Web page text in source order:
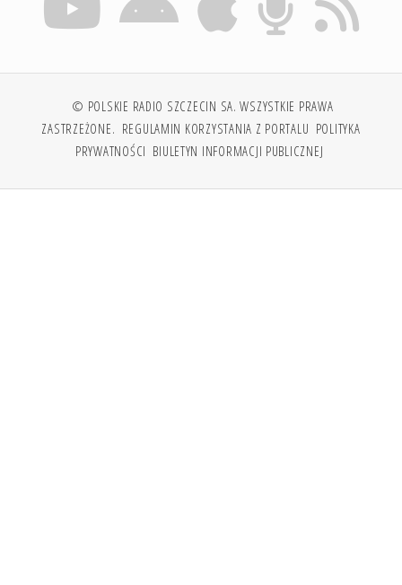
© POLSKIE RADIO SZCZECIN SA. WSZYSTKIE PRAWA
ZASTRZEŻONE. REGULAMIN KORZYSTANIA Z PORTALU POLITYKA
PRYWATNOŚCI BIULETYN INFORMACJI PUBLICZNEJ